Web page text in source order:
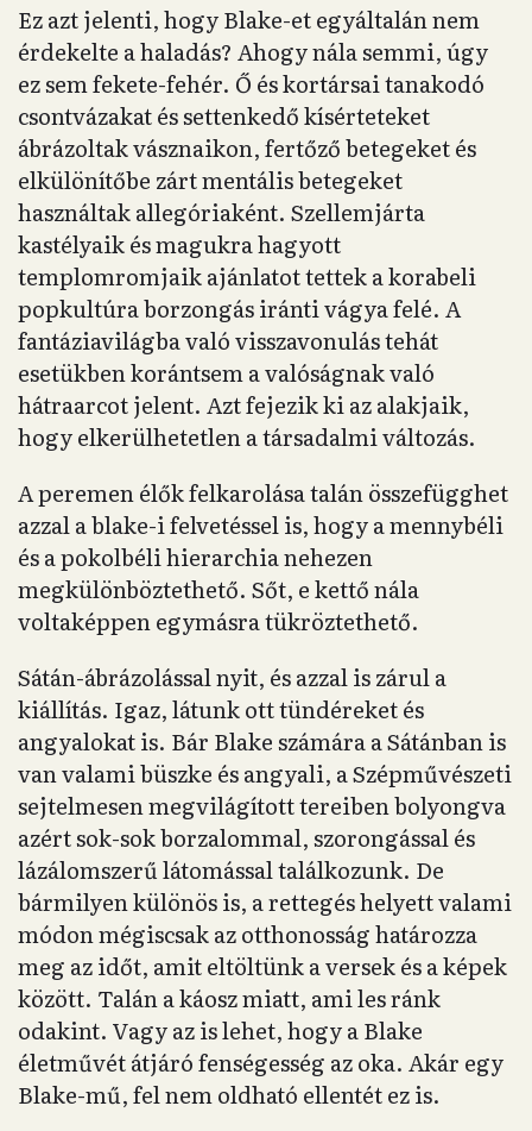
Ez azt jelenti, hogy Blake-et egyáltalán nem
érdekelte a haladás? Ahogy nála semmi, úgy
ez sem fekete-fehér. Ő és kortársai tanakodó
csontvázakat és settenkedő kísérteteket
ábrázoltak vásznaikon, fertőző betegeket és
elkülönítőbe zárt mentális betegeket
használtak allegóriaként. Szellemjárta
kastélyaik és magukra hagyott
templomromjaik ajánlatot tettek a korabeli
popkultúra borzongás iránti vágya felé. A
fantáziavilágba való visszavonulás tehát
esetükben korántsem a valóságnak való
hátraarcot jelent. Azt fejezik ki az alakjaik,
hogy elkerülhetetlen a társadalmi változás.
A peremen élők felkarolása talán összefügghet
azzal a blake-i felvetéssel is, hogy a mennybéli
és a pokolbéli hierarchia nehezen
megkülönböztethető. Sőt, e kettő nála
voltaképpen egymásra tükröztethető.
Sátán-ábrázolással nyit, és azzal is zárul a
kiállítás. Igaz, látunk ott tündéreket és
angyalokat is. Bár Blake számára a Sátánban is
van valami büszke és angyali, a Szépművészeti
sejtelmesen megvilágított tereiben bolyongva
azért sok-sok borzalommal, szorongással és
lázálomszerű látomással találkozunk. De
bármilyen különös is, a rettegés helyett valami
módon mégiscsak az otthonosság határozza
meg az időt, amit eltöltünk a versek és a képek
között. Talán a káosz miatt, ami les ránk
odakint. Vagy az is lehet, hogy a Blake
életművét átjáró fenségesség az oka. Akár egy
Blake-mű, fel nem oldható ellentét ez is.